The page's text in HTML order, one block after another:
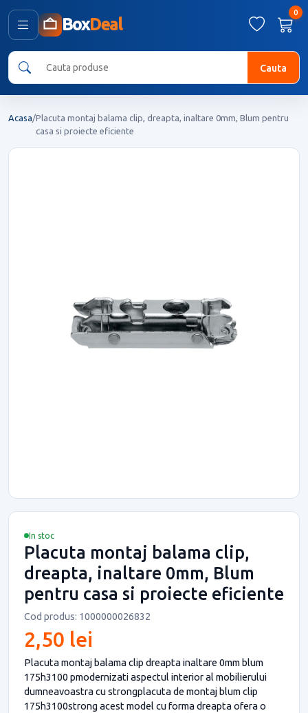
BoxDeal
0
Cauta
Acasa/Placuta montaj balama clip, dreapta, inaltare 0mm, Blum pentru
casa si proiecte eficiente
In stoc
Placuta montaj balama clip,
dreapta, inaltare 0mm, Blum
pentru casa si proiecte eficiente
Cod produs: 1000000026832
2,50 lei
Placuta montaj balama clip dreapta inaltare 0mm blum
175h3100 pmodernizati aspectul interior al mobilierului
dumneavoastra cu strongplacuta de montaj blum clip
175h3100strong acest model cu forma dreapta ofera o